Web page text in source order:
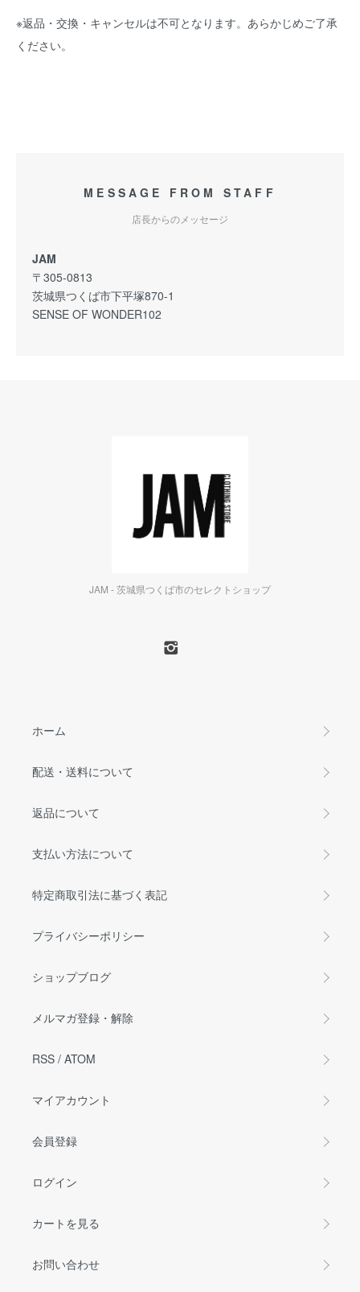
※返品・交換・キャンセルは不可となります。あらかじめご了承
ください。
MESSAGE FROM STAFF
店長からのメッセージ
JAM
〒305-0813
茨城県つくば市下平塚870-1
SENSE OF WONDER102
JAM - 茨城県つくば市のセレクトショップ
ホーム
配送・送料について
返品について
支払い方法について
特定商取引法に基づく表記
プライバシーポリシー
ショップブログ
メルマガ登録・解除
RSS / ATOM
マイアカウント
会員登録
ログイン
カートを見る
お問い合わせ